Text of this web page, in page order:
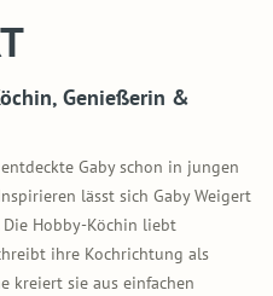
Genießerin &
Gaby schon in jungen
lässt sich Gaby Weigert
Hobby-Köchin liebt
ihre Kochrichtung als
kreiert sie aus einfachen